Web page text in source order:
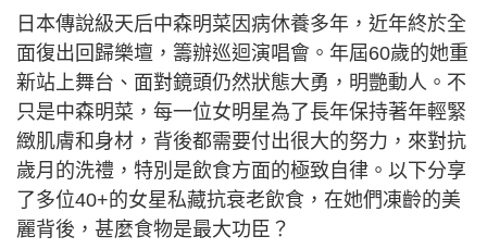
日本傳說級天后中森明菜因病休養多年，近年終於全
面復出回歸樂壇，籌辦巡迴演唱會。年屆60歲的她重
新站上舞台、面對鏡頭仍然狀態大勇，明艷動人。不
只是中森明菜，每一位女明星為了長年保持著年輕緊
緻肌膚和身材，背後都需要付出很大的努力，來對抗
歲月的洗禮，特別是飲食方面的極致自律。以下分享
了多位40+的女星私藏抗衰老飲食，在她們凍齡的美
麗背後，甚麼食物是最大功臣？